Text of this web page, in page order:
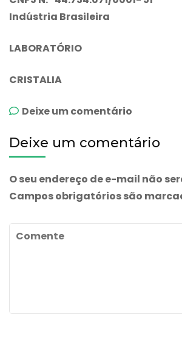
Indústria Brasileira
LABORATÓRIO
CRISTALIA
Deixe um comentário
50
Deixe um comentário
O seu endereço de e-mail não
Campos obrigatórios são
Comente